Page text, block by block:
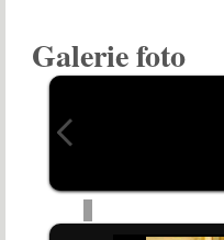
Galerie foto